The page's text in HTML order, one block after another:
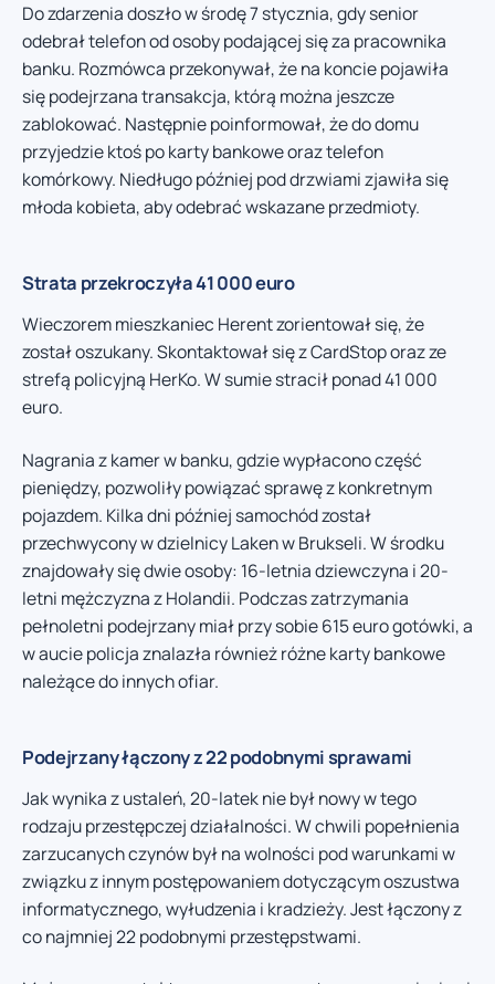
Do zdarzenia doszło w środę 7 stycznia, gdy senior
odebrał telefon od osoby podającej się za pracownika
banku. Rozmówca przekonywał, że na koncie pojawiła
się podejrzana transakcja, którą można jeszcze
zablokować. Następnie poinformował, że do domu
przyjedzie ktoś po karty bankowe oraz telefon
komórkowy. Niedługo później pod drzwiami zjawiła się
młoda kobieta, aby odebrać wskazane przedmioty.
Strata przekroczyła 41 000 euro
Wieczorem mieszkaniec Herent zorientował się, że
został oszukany. Skontaktował się z CardStop oraz ze
strefą policyjną HerKo. W sumie stracił ponad 41 000
euro.
Nagrania z kamer w banku, gdzie wypłacono część
pieniędzy, pozwoliły powiązać sprawę z konkretnym
pojazdem. Kilka dni później samochód został
przechwycony w dzielnicy Laken w Brukseli. W środku
znajdowały się dwie osoby: 16-letnia dziewczyna i 20-
letni mężczyzna z Holandii. Podczas zatrzymania
pełnoletni podejrzany miał przy sobie 615 euro gotówki, a
w aucie policja znalazła również różne karty bankowe
należące do innych ofiar.
Podejrzany łączony z 22 podobnymi sprawami
Jak wynika z ustaleń, 20-latek nie był nowy w tego
rodzaju przestępczej działalności. W chwili popełnienia
zarzucanych czynów był na wolności pod warunkami w
związku z innym postępowaniem dotyczącym oszustwa
informatycznego, wyłudzenia i kradzieży. Jest łączony z
co najmniej 22 podobnymi przestępstwami.